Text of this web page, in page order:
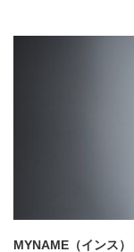
MYNAME（インス